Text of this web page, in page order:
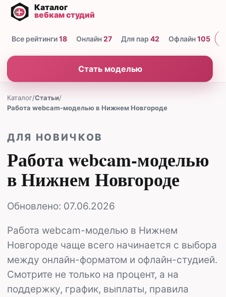
Все рейтинги18 Онлайн27 Для пар 42 Офлайн105
Стать моделью
Каталог/Статьи/
Работа webcam-моделью в Нижнем Новгороде
ДЛЯ НОВИЧКОВ
Работа webcam-моделью
в Нижнем Новгороде
Обновлено: 07.06.2026
Работа webcam-моделью в Нижнем
Новгороде чаще всего начинается с выбора
между онлайн-форматом и офлайн-студией.
Смотрите не только на процент, а на
поддержку, график, выплаты, правила